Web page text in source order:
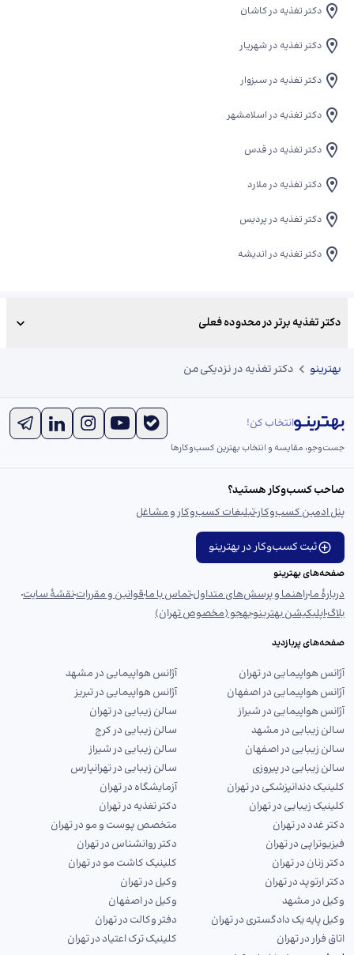
دکتر تغذیه در کاشان
دکتر تغذیه در شهریار
دکتر تغذیه در سبزوار
دکتر تغذیه در اسلامشهر
دکتر تغذیه در قدس
دکتر تغذیه در ملارد
دکتر تغذیه در پردیس
دکتر تغذیه در اندیشه
دکتر تغذیه برتر در محدوده فعلی
بهترینو دکتر تغذیه در نزدیکی من
انتخاب کن!
جست‌و‌جو، مقایسه و انتخاب بهترین کسب‌وکارها
صاحب کسب‌وکار هستید؟
پنل ادمین کسب‌وکارتبلیغات کسب‌وکار و مشاغل
ثبت کسب‌وکار در بهترینو
صفحه‌های بهترینو
دربارهٔ ماراهنما و پرسش‌های متداولتماس با ماقوانین و مقرراتنقشهٔ سایت
بلاگاپلیکیشن بهترینوبهجو (مخصوص تهران)
صفحه‌های پربازدید
آژانس هواپیمایی در تهران
آژانس هواپیمایی در مشهد
آژانس هواپیمایی در اصفهان
آژانس هواپیمایی در تبریز
آژانس هواپیمایی در شیراز
سالن زیبایی در تهران
سالن زیبایی در مشهد
سالن زیبایی در کرج
سالن زیبایی در اصفهان
سالن زیبایی در شیراز
سالن زیبایی در پیروزی
سالن زیبایی در تهرانپارس
کلینیک دندانپزشکی در تهران
آزمایشگاه در تهران
کلینیک زیبایی در تهران
دکتر تغذیه در تهران
دکتر غدد در تهران
متخصص پوست و مو در تهران
فیزیوتراپی در تهران
دکتر روانشناس در تهران
دکتر زنان در تهران
کلینیک کاشت مو در تهران
دکتر ارتوپد در تهران
وکیل در تهران
وکیل در مشهد
وکیل در اصفهان
وکیل پایه یک دادگستری در تهران
دفتر وکالت در تهران
اتاق فرار در تهران
کلینیک ترک اعتیاد در تهران